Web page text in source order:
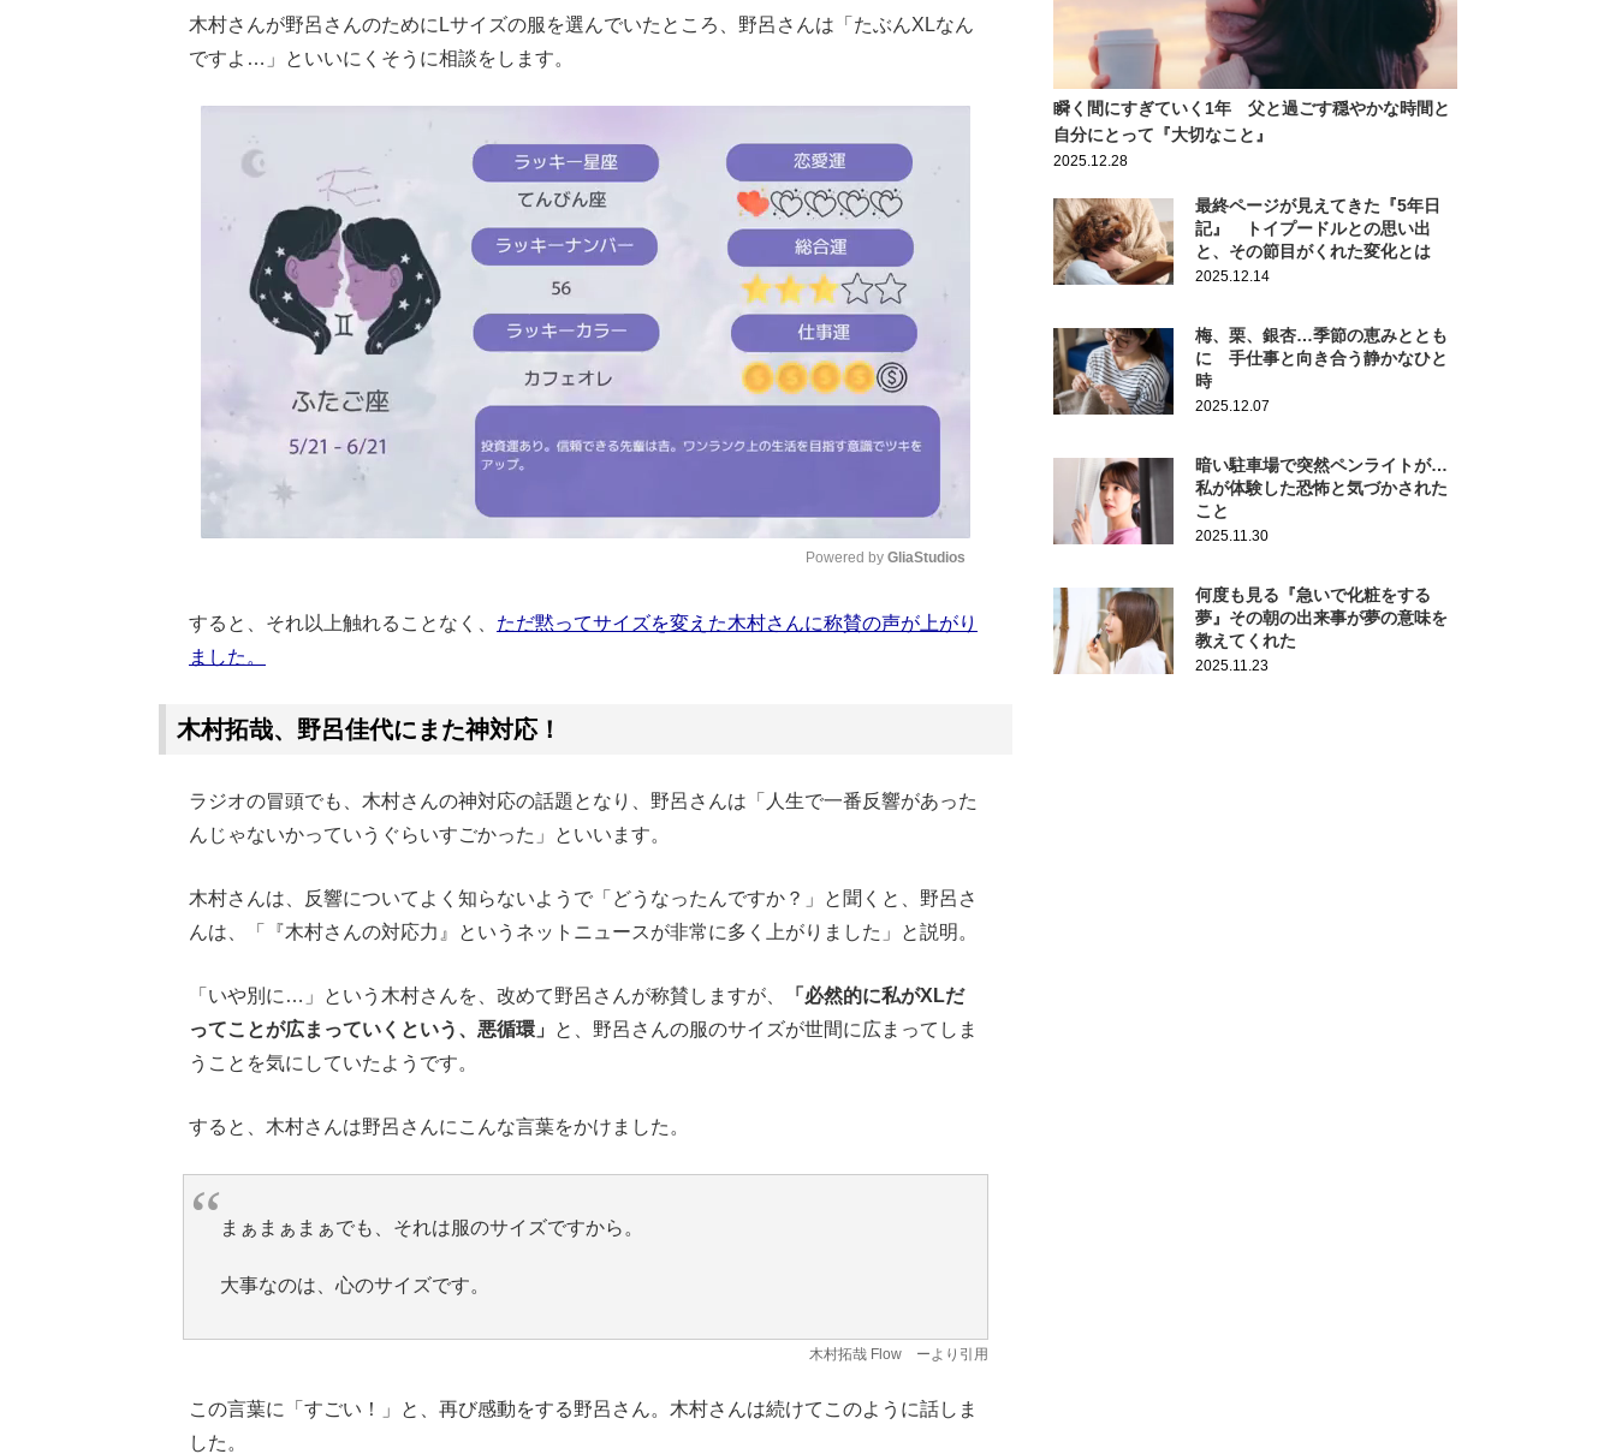
木村さんが野呂さんのためにLサイズの服を選んでいたところ、野呂さんは「たぶんXLなん
ですよ…」といいにくそうに相談をします。
Mute
Powered by GliaStudios
すると、それ以上触れることなく、 ただ黙ってサイズを変えた木村さんに称賛の声が上がり
ました。
木村拓哉、野呂佳代にまた神対応！
ラジオの冒頭でも、木村さんの神対応の話題となり、野呂さんは「人生で一番反響があった
んじゃないかっていうぐらいすごかった」といいます。
木村さんは、反響についてよく知らないようで「どうなったんですか？」と聞くと、野呂さ
んは、「『木村さんの対応力』というネットニュースが非常に多く上がりました」と説明。
「いや別に…」という木村さんを、改めて野呂さんが称賛しますが、
「必然的に私がXLだ
ってことが広まっていくという、悪循環」
と、野呂さんの服のサイズが世間に広まってしま
うことを気にしていたようです。
すると、木村さんは野呂さんにこんな言葉をかけました。
まぁまぁまぁでも、それは服のサイズですから。
大事なのは、心のサイズです。
木村拓哉 Flow ーより引用
この言葉に「すごい！」と、再び感動をする野呂さん。木村さんは続けてこのように話しま
した。
瞬く間にすぎていく1年 父と過ごす穏やかな時間と
自分にとって『大切なこと』
2025.12.28
最終ページが見えてきた『5年日
記』 トイプードルとの思い出
と、その節目がくれた変化とは
2025.12.14
梅、栗、銀杏…季節の恵みととも
に 手仕事と向き合う静かなひと
時
2025.12.07
暗い駐車場で突然ペンライトが…
私が体験した恐怖と気づかされた
こと
2025.11.30
何度も見る『急いで化粧をする
夢』その朝の出来事が夢の意味を
教えてくれた
2025.11.23